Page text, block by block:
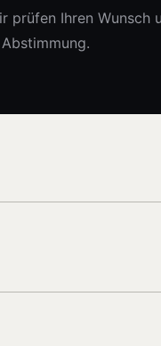
prüfen Ihren Wunsch